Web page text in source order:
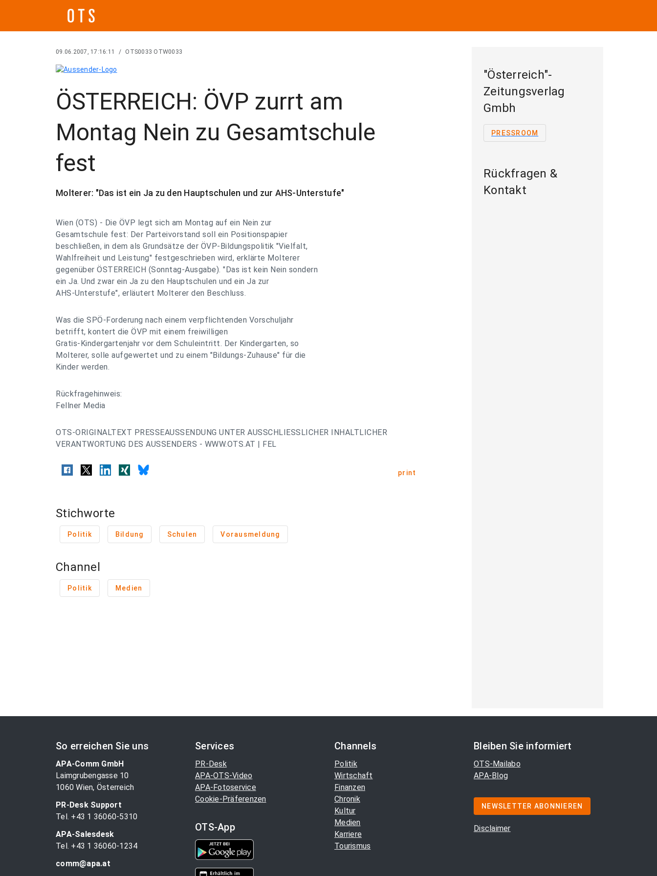
09.06.2007, 17:16:11 / OTS0033 OTW0033
ÖSTERREICH: ÖVP zurrt am
Montag Nein zu Gesamtschule
fest
Molterer: "Das ist ein Ja zu den Hauptschulen und zur AHS-Unterstufe"
Wien (OTS) - Die ÖVP legt sich am Montag auf ein Nein zur
Gesamtschule fest: Der Parteivorstand soll ein Positionspapier
beschließen, in dem als Grundsätze der ÖVP-Bildungspolitik "Vielfalt,
Wahlfreiheit und Leistung" festgeschrieben wird, erklärte Molterer
gegenüber ÖSTERREICH (Sonntag-Ausgabe). "Das ist kein Nein sondern
ein Ja. Und zwar ein Ja zu den Hauptschulen und ein Ja zur
AHS-Unterstufe", erläutert Molterer den Beschluss.
Was die SPÖ-Forderung nach einem verpflichtenden Vorschuljahr
betrifft, kontert die ÖVP mit einem freiwilligen
Gratis-Kindergartenjahr vor dem Schuleintritt. Der Kindergarten, so
Molterer, solle aufgewertet und zu einem "Bildungs-Zuhause" für die
Kinder werden.
Rückfragehinweis:
Fellner Media
OTS-ORIGINALTEXT PRESSEAUSSENDUNG UNTER AUSSCHLIESSLICHER INHALTLICHER
VERANTWORTUNG DES AUSSENDERS - WWW.OTS.AT | FEL
print
Stichworte
Politik Bildung Schulen Vorausmeldung
Channel
Politik Medien
"Österreich"-
Zeitungsverlag
Gmbh
PRESSROOM
Rückfragen &
Kontakt
So erreichen Sie uns
APA-Comm GmbH
Laimgrubengasse 10
1060 Wien, Österreich
PR-Desk Support
Tel. +43 1 36060-5310
APA-Salesdesk
Tel. +43 1 36060-1234
comm@apa.at
Services
PR-Desk
APA-OTS-Video
APA-Fotoservice
Cookie-Präferenzen
OTS-App
Channels
Politik
Wirtschaft
Finanzen
Chronik
Kultur
Medien
Karriere
Tourismus
Bleiben Sie informiert
OTS-Mailabo
APA-Blog
NEWSLETTER ABONNIEREN
Disclaimer